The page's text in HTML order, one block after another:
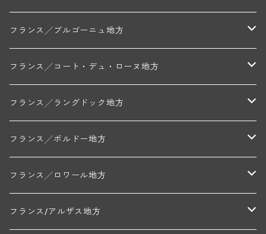
モンターニュ・ド・ランス
トリシェ・ディディエ
コート・デ・ブラン
ミッシェル・ジュネ
フランス╱ブルゴーニュ地方
シャブリ地区
プティ・ポンティニィ(シャブリ)
アラン・マティアス(トネロワ)
コート・ド・ニュイ地区
クロード・デュガ(ジュヴレ・シャンベルタン)
セラファン・ペール・エ・フィス(ジュヴレ・シャンベルタン)
コート・ド・ボーヌ地区
フランソワーズ・ジャニアール(ペルナン・ヴェルジュレス)
マルキ・ダンジェルヴィル(ヴォルネー)
コート・シャロネーズ地区
ロワイエ(コート・デュ・クーショワ)
マコネ地区
フランス╱コート・デュ・ローヌ地方
北部地区
ジャン・ルイ・シャーヴ(エルミタージュ)
ジャン・ルイ・シャーヴ・セレクション(エルミタージュ)
南部地区
ル・ヴュー・ドンジョン(シャトーヌフ・デュ・パプ)
シャトー・ライヤ(シャトーヌフ・デュ・パプ)
フランス╱ラングドック地方
コトー・デュ・ラングドック地区
ド・ロルチュ(ヴァルフローネ)
ヴァン・ド・ペイ・ド・レロー
ムーラン・ド・ガサック
フランス╱ボルドー地方
アントル・ドゥー・メール地区
シャトー・レストリーユ
メドック地区
フランス╱ロワール地方
ペイ・ナンテ地区
フランス/アルザス地方